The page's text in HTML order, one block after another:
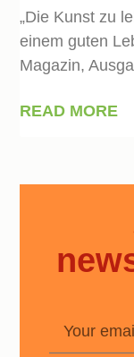
„Die Kunst zu
einem guten
Magazin,
READ MORE